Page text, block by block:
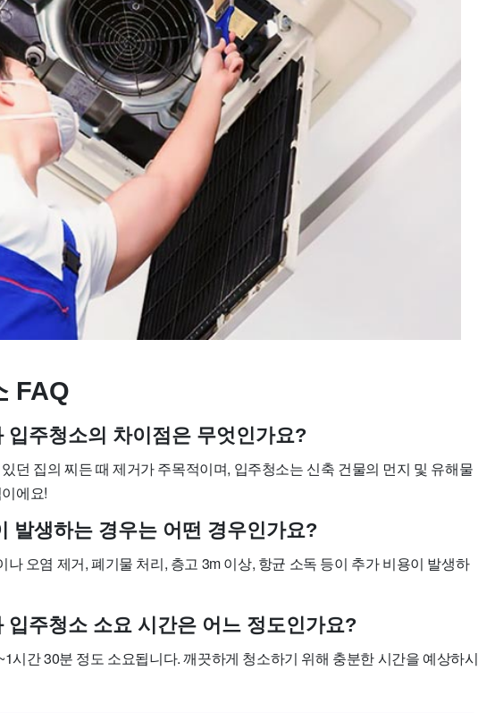
FAQ
입주청소의 차이점은 무엇인가요?
던 집의 찌든 때 제거가 주목적이며, 입주청소는 신축 건물의 먼지 및 유해물
에요!
발생하는 경우는 어떤 경우인가요?
나 오염 제거, 폐기물 처리, 층고 3m 이상, 항균 소독 등이 추가 비용이 발생하
입주청소 소요 시간은 어느 정도인가요?
시간 30분 정도 소요됩니다. 깨끗하게 청소하기 위해 충분한 시간을 예상하시